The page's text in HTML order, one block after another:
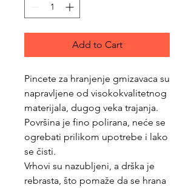
Add to Cart
Pincete za hranjenje gmizavaca su
napravljene od visokokvalitetnog
materijala, dugog veka trajanja.
Površina je fino polirana, neće se
ogrebati prilikom upotrebe i lako
se čisti.
Vrhovi su nazubljeni, a drška je
rebrasta, što pomaže da se hrana